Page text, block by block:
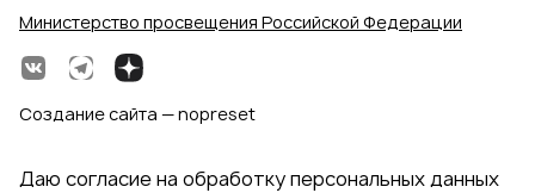
Министерство просвещения Российской Федерации
Создание сайта — nopreset
Даю согласие на обработку персональных данных